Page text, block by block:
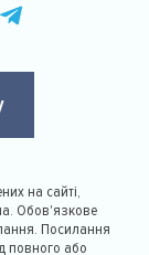
на сайті,
Обов'язкове
Посилання
повного або